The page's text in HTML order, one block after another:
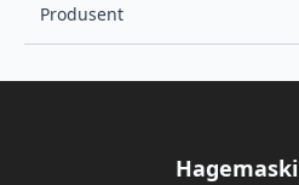
Produsent